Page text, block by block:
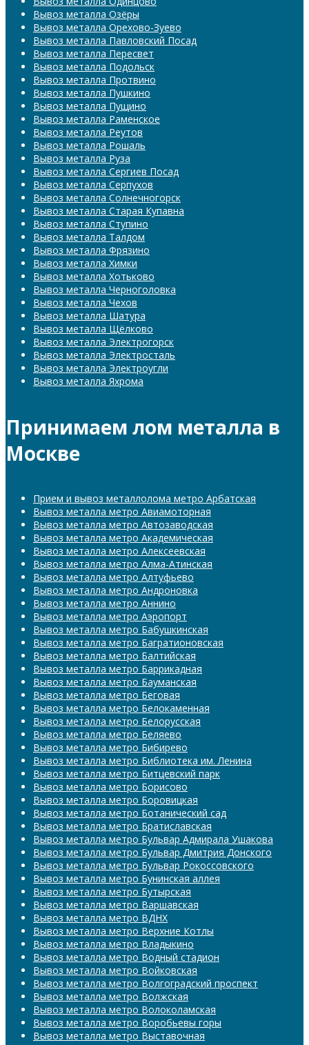
Вывоз металла Озёры
Вывоз металла Орехово-Зуево
Вывоз металла Павловский Посад
Вывоз металла Пересвет
Вывоз металла Подольск
Вывоз металла Протвино
Вывоз металла Пушкино
Вывоз металла Пущино
Вывоз металла Раменское
Вывоз металла Реутов
Вывоз металла Рошаль
Вывоз металла Руза
Вывоз металла Сергиев Посад
Вывоз металла Серпухов
Вывоз металла Солнечногорск
Вывоз металла Старая Купавна
Вывоз металла Ступино
Вывоз металла Талдом
Вывоз металла Фрязино
Вывоз металла Химки
Вывоз металла Хотьково
Вывоз металла Черноголовка
Вывоз металла Чехов
Вывоз металла Шатура
Вывоз металла Щёлково
Вывоз металла Электрогорск
Вывоз металла Электросталь
Вывоз металла Электроугли
Вывоз металла Яхрома
Принимаем лом металла в
Москве
Прием и вывоз металлолома метро Арбатская
Вывоз металла метро Авиамоторная
Вывоз металла метро Автозаводская
Вывоз металла метро Академическая
Вывоз металла метро Алексеевская
Вывоз металла метро Алма-Атинская
Вывоз металла метро Алтуфьево
Вывоз металла метро Андроновка
Вывоз металла метро Аннино
Вывоз металла метро Аэропорт
Вывоз металла метро Бабушкинская
Вывоз металла метро Багратионовская
Вывоз металла метро Балтийская
Вывоз металла метро Баррикадная
Вывоз металла метро Бауманская
Вывоз металла метро Беговая
Вывоз металла метро Белокаменная
Вывоз металла метро Белорусская
Вывоз металла метро Беляево
Вывоз металла метро Бибирево
Вывоз металла метро Библиотека им. Ленина
Вывоз металла метро Битцевский парк
Вывоз металла метро Борисово
Вывоз металла метро Боровицкая
Вывоз металла метро Ботанический сад
Вывоз металла метро Братиславская
Вывоз металла метро Бульвар Адмирала Ушакова
Вывоз металла метро Бульвар Дмитрия Донского
Вывоз металла метро Бульвар Рокоссовского
Вывоз металла метро Бунинская аллея
Вывоз металла метро Бутырская
Вывоз металла метро Варшавская
Вывоз металла метро ВДНХ
Вывоз металла метро Верхние Котлы
Вывоз металла метро Владыкино
Вывоз металла метро Водный стадион
Вывоз металла метро Войковская
Вывоз металла метро Волгоградский проспект
Вывоз металла метро Волжская
Вывоз металла метро Волоколамская
Вывоз металла метро Воробьевы горы
Вывоз металла метро Выставочная